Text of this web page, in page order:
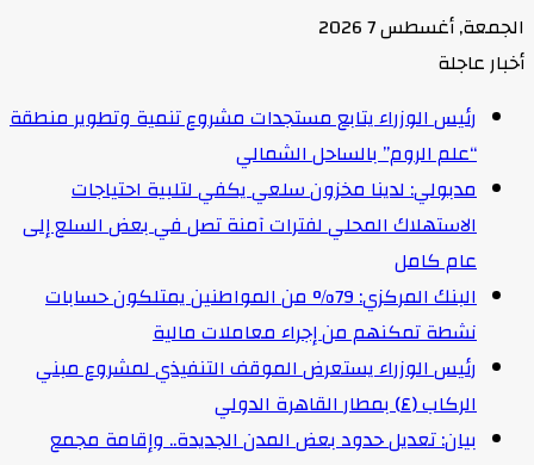
الجمعة, أغسطس 7 2026
أخبار عاجلة
رئيس الوزراء يتابع مستجدات مشروع تنمية وتطوير منطقة
“علم الروم” بالساحل الشمالي
مدبولي: لدينا مخزون سلعي يكفي لتلبية احتياجات
الاستهلاك المحلي لفترات آمنة تصل في بعض السلع إلى
عام كامل
البنك المركزي: 79% من المواطنين يمتلكون حسابات
نشطة تمكنهم من إجراء معاملات مالية
رئيس الوزراء يستعرض الموقف التنفيذي لمشروع مبني
الركاب (٤) بمطار القاهرة الدولي
بيان: تعديل حدود بعض المدن الجديدة.. وإقامة مجمع